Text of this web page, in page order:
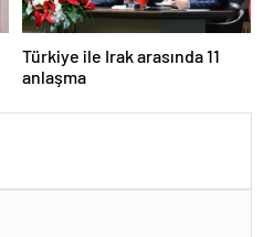
Türkiye ile Irak arasında 11
anlaşma